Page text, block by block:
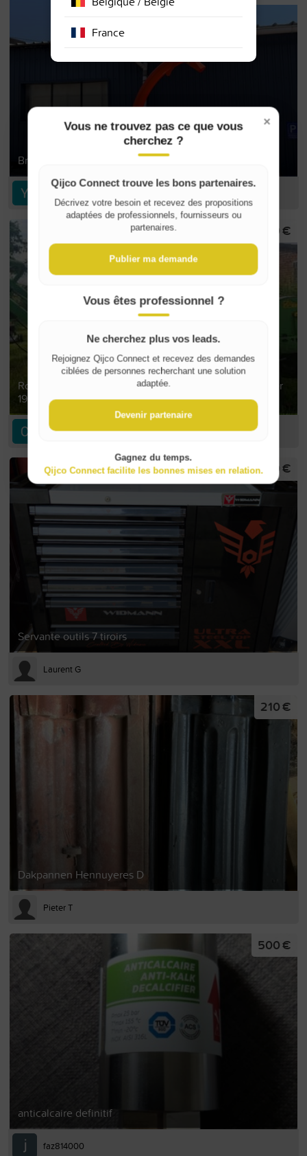
Broyeur de branches Timberwolf TW230HBD
Yelena S
Rogneuse de souches Laskii F460– Moteur neuf Kohler
19HP
5 500 €
Chimpanzé H
Servante outils 7 tiroirs
490 €
Laurent G
Dakpannen Hennuyeres D
210 €
Pieter T
anticalcaire definitif
500 €
faz814000
France
×
Vous ne trouvez pas ce que vous
cherchez ?
Qijco Connect trouve les bons partenaires.
Décrivez votre besoin et recevez des propositions
adaptées de professionnels, fournisseurs ou
partenaires.
Publier ma demande
Vous êtes professionnel ?
Ne cherchez plus vos leads.
Rejoignez Qijco Connect et recevez des demandes
ciblées de personnes recherchant une solution
adaptée.
Devenir partenaire
Gagnez du temps.
Qijco Connect facilite les bonnes mises en relation.